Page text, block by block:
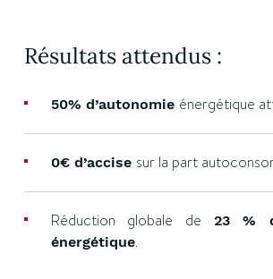
Résultats attendus :
50% d’autonomie énergétique
0€ d’accise sur la part
Réduction globale de
23 %
énergétique.